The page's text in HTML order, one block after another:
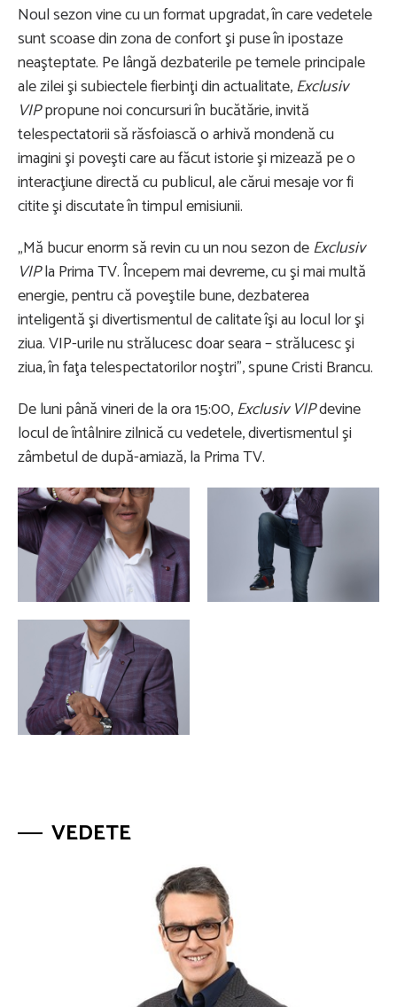
Noul sezon vine cu un format upgradat, în care vedetele
sunt scoase din zona de confort şi puse în ipostaze
neaşteptate. Pe lângă dezbaterile pe temele principale
ale zilei şi subiectele fierbinţi din actualitate,Exclusiv
VIPpropune noi concursuri în bucătărie, invită
telespectatorii să răsfoiască o arhivă mondenă cu
imagini şi poveşti care au făcut istorie şi mizează pe o
interacţiune directă cu publicul, ale cărui mesaje vor fi
citite şi discutate în timpul emisiunii.
„Mă bucur enorm să revin cu un nou sezon deExclusiv
VIPla Prima TV. Începem mai devreme, cu şi mai multă
energie, pentru că poveştile bune, dezbaterea
inteligentă şi divertismentul de calitate îşi au locul lor şi
ziua. VIP-urile nu strălucesc doar seara – strălucesc şi
ziua, în faţa telespectatorilor noştri”, spune Cristi Brancu.
De luni până vineri de la ora 15:00,Exclusiv VIPdevine
locul de întâlnire zilnică cu vedetele, divertismentul şi
zâmbetul de după-amiază, la Prima TV.
VEDETE